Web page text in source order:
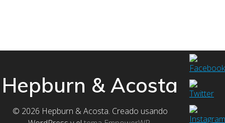
Hepburn & Acosta
© 2026 Hepburn & Acosta. Creado usando